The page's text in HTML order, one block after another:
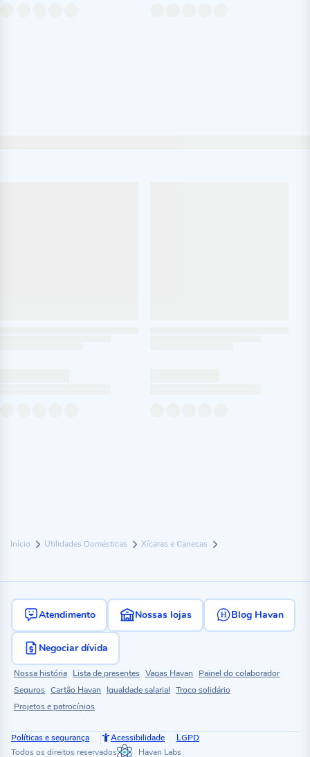
Início Utilidades Domésticas Xícaras e Canecas
Atendimento Nossas lojas Blog Havan
Negociar dívida
Nossa história Lista de presentes Vagas Havan
Painel do colaborador
Seguros Cartão Havan Igualdade salarial Troco solidário
Projetos e patrocínios
Políticas e segurança Acessibilidade
LGPD
Todos os direitos reservados
Havan Labs